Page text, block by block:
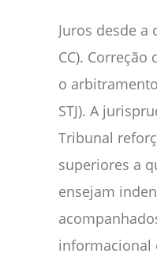
Juros desde a
CC).
o
STJ). A
Tribunal
superiores a
ensejam
informacional